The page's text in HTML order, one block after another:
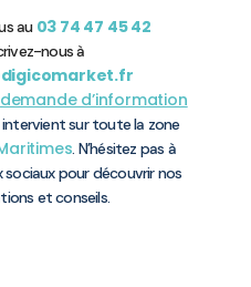
au 03 74 47 45 42
nous à
demande d’information
sur toute la zone
. N’hésitez pas à
sociaux pour découvrir nos
et conseils.